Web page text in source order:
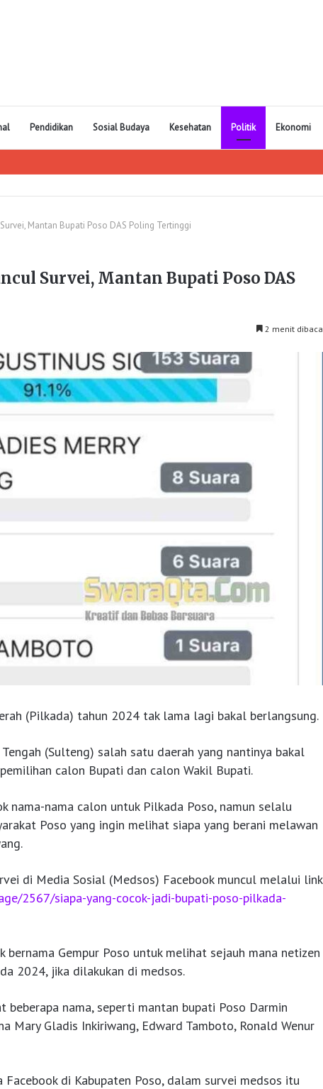
Pendidikan Sosial Budaya Kesehatan Politik Ekonomi
Mantan Bupati Poso DAS Poling Tertinggi
Survei, Mantan Bupati Poso DAS
2 menit dibaca
(Pilkada) tahun 2024 tak lama lagi bakal berlangsung.
(Sulteng) salah satu daerah yang nantinya bakal
calon Bupati dan calon Wakil Bupati.
nama-nama calon untuk Pilkada Poso, namun selalu
Poso yang ingin melihat siapa yang berani melawan
di Media Sosial (Medsos) Facebook muncul melalui link
2567/siapa-yang-cocok-jadi-bupati-poso-pilkada-
bernama Gempur Poso untuk melihat sejauh mana netizen
2024, jika dilakukan di medsos.
nama, seperti mantan bupati Poso Darmin
Mary Gladis Inkiriwang, Edward Tamboto, Ronald Wenur
di Kabupaten Poso, dalam survei medsos itu